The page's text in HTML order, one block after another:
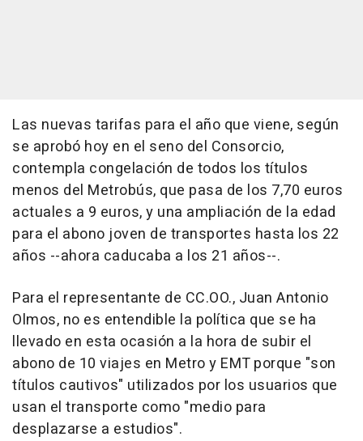
Las nuevas tarifas para el año que viene, según
se aprobó hoy en el seno del Consorcio,
contempla congelación de todos los títulos
menos del Metrobús, que pasa de los 7,70 euros
actuales a 9 euros, y una ampliación de la edad
para el abono joven de transportes hasta los 22
años --ahora caducaba a los 21 años--.
Para el representante de CC.OO., Juan Antonio
Olmos, no es entendible la política que se ha
llevado en esta ocasión a la hora de subir el
abono de 10 viajes en Metro y EMT porque "son
títulos cautivos" utilizados por los usuarios que
usan el transporte como "medio para
desplazarse a estudios".